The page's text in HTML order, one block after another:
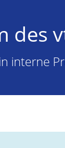
des
interne